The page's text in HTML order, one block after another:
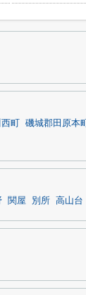
町 磯城郡田原本町
関屋 別所 高山台